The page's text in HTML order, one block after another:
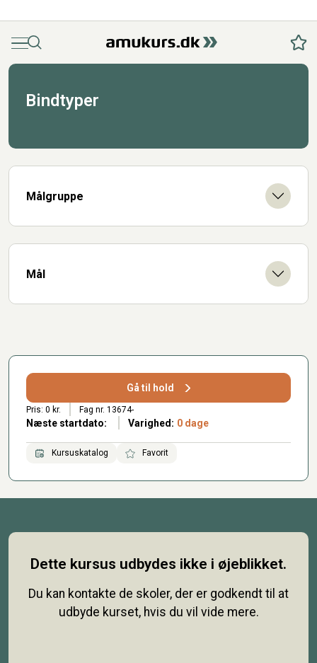
MenuSøg
Bindtyper
Målgruppe
Mål
Gå til hold
Pris: 0 kr. Fag nr. 13674-
Næste startdato: Varighed: 0 dage
Kursuskatalog Favorit
Dette kursus udbydes ikke i øjeblikket.
Du kan kontakte de skoler, der er godkendt til at
udbyde kurset, hvis du vil vide mere.